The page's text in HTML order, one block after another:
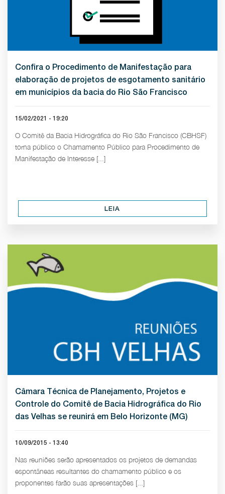
Confira o Procedimento de Manifestação para
elaboração de projetos de esgotamento sanitário
em municípios da bacia do Rio São Francisco
15/02/2021 - 19:20
O Comitê da Bacia Hidrográfica do Rio São Francisco (CBHSF)
torna público o Chamamento Público para Procedimento de
Manifestação de Interesse [...]
LEIA
Câmara Técnica de Planejamento, Projetos e
Controle do Comitê de Bacia Hidrográfica do Rio
das Velhas se reunirá em Belo Horizonte (MG)
10/09/2015 - 13:40
Nas reuniões serão apresentados os projetos de demandas
espontâneas resultantes do chamamento público e os
proponentes farão suas apresentações [...]